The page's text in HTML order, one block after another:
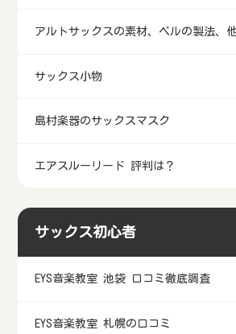
アルトサックスの素材、ベルの製法、
サックス小物
島村楽器のサックスマスク
エアスルーリード 評判は？
サックス初心者
EYS音楽教室 池袋 口コミ徹底調査
EYS音楽教室 札幌の口コミ